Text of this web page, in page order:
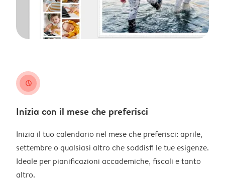
clock
Inizia con il mese che preferisci
Inizia il tuo calendario nel mese che preferisci: aprile,
settembre o qualsiasi altro che soddisfi le tue esigenze.
Ideale per pianificazioni accademiche, fiscali e tanto
altro.